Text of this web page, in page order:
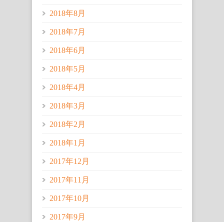
2018年8月
2018年7月
2018年6月
2018年5月
2018年4月
2018年3月
2018年2月
2018年1月
2017年12月
2017年11月
2017年10月
2017年9月